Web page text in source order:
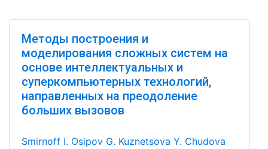
Методы построения и
моделирования сложных систем на
основе интеллектуальных и
суперкомпьютерных технологий,
направленных на преодоление
больших вызовов
Smirnoff I. Osipov G. Kuznetsova Y. Chudova